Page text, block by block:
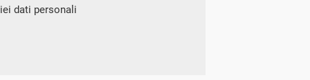
dati personali